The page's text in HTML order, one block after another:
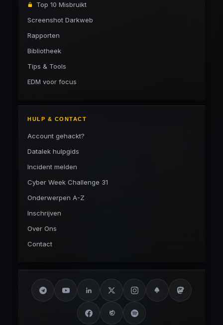
Top 10 Misbruikt
Screenshot Darkweb
Rapporten
Bibliotheek
Tips & Tools
EDM voor focus
HULP & CONTACT
Account gehackt?
Datalek hulpgids
Incident melden
Cyber Week Challenge 31
Onderwerpen A-Z
Inschrijven
Over Ons
Contact